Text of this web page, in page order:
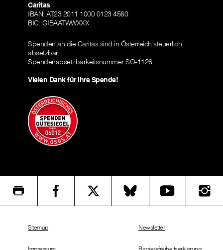
Caritas
IBAN: AT23 2011 1000 0123 4560
BIC: GIBAATWWXXX
Spenden an die Caritas sind in Österreich steuerlich
absetzbar.
Spendenabsetzbarkeitsnummer SO-1126
Vielen Dank für Ihre Spende!
Sitemap Newsletter